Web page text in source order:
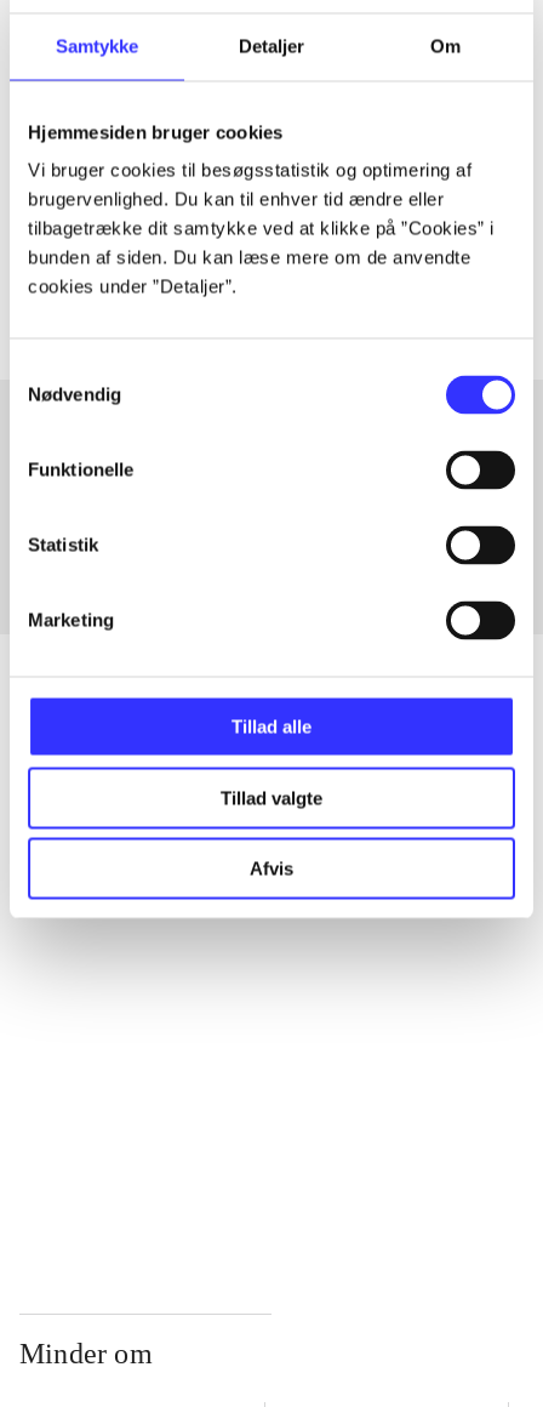
Samtykke Detaljer Om
Hjemmesiden bruger cookies
Vi bruger cookies til besøgsstatistik og optimering af
brugervenlighed. Du kan til enhver tid ændre eller
tilbagetrække dit samtykke ved at klikke på ”Cookies” i
bunden af siden. Du kan læse mere om de anvendte
cookies under ”Detaljer”.
Nødvendig
Funktionelle
Statistik
Marketing
Tillad alle
Tillad valgte
Afvis
Artiklen er en del af
lorem ipsum dolor sit amet ...
Tidsskrift
Artiklerne ihandler ofte om
Artikler med samme emner
Artikler
Alle registrerede artikler fordelt på udgivelser
Minder om